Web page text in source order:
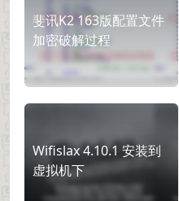
斐讯K2 163版配置文件
加密破解过程
Wifislax 4.10.1 安装到
虚拟机下